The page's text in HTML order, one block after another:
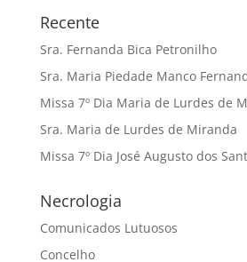
Recente
Sra. Fernanda Bica Petronilho
Sra. Maria Piedade Manco
Missa 7º Dia Maria de Lurdes de
Sra. Maria de Lurdes de Miranda
Missa 7º Dia José Augusto dos
Necrologia
Comunicados Lutuosos
Concelho